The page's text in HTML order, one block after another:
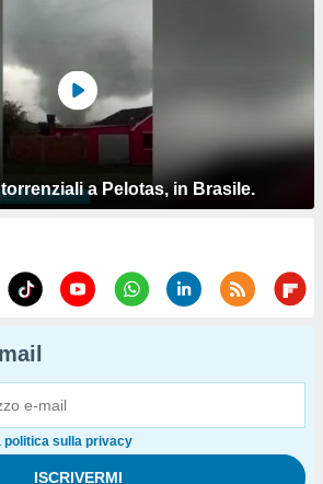
a Pelotas, in Brasile.
politica sulla privacy